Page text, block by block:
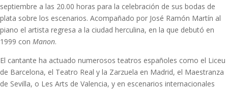
septiembre a las 20.00 horas para la celebración de sus bodas de
plata sobre los escenarios. Acompañado por José Ramón Martín al
piano el artista regresa a la ciudad herculina, en la que debutó en
1999 con Manon.
El cantante ha actuado numerosos teatros españoles como el Liceu
de Barcelona, el Teatro Real y la Zarzuela en Madrid, el Maestranza
de Sevilla, o Les Arts de Valencia, y en escenarios internacionales